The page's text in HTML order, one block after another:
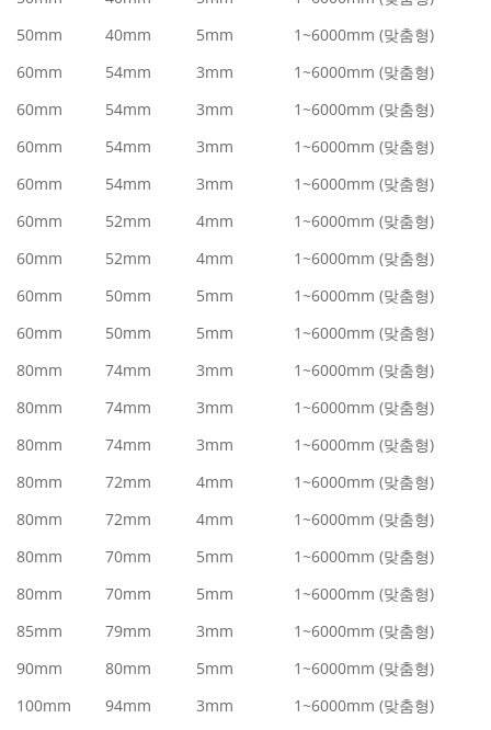
50mm
40mm 5mm
1~6000mm (맞춤형)
60mm
54mm 3mm
1~6000mm (맞춤형)
60mm
54mm 3mm
1~6000mm (맞춤형)
60mm
54mm 3mm
1~6000mm (맞춤형)
60mm
54mm 3mm
1~6000mm (맞춤형)
60mm
52mm 4mm
1~6000mm (맞춤형)
60mm
52mm 4mm
1~6000mm (맞춤형)
60mm
50mm 5mm
1~6000mm (맞춤형)
60mm
50mm 5mm
1~6000mm (맞춤형)
80mm
74mm 3mm
1~6000mm (맞춤형)
80mm
74mm 3mm
1~6000mm (맞춤형)
80mm
74mm 3mm
1~6000mm (맞춤형)
80mm
72mm 4mm
1~6000mm (맞춤형)
80mm
72mm 4mm
1~6000mm (맞춤형)
80mm
70mm 5mm
1~6000mm (맞춤형)
80mm
70mm 5mm
1~6000mm (맞춤형)
85mm
79mm 3mm
1~6000mm (맞춤형)
90mm
80mm 5mm
1~6000mm (맞춤형)
100mm
94mm 3mm
1~6000mm (맞춤형)